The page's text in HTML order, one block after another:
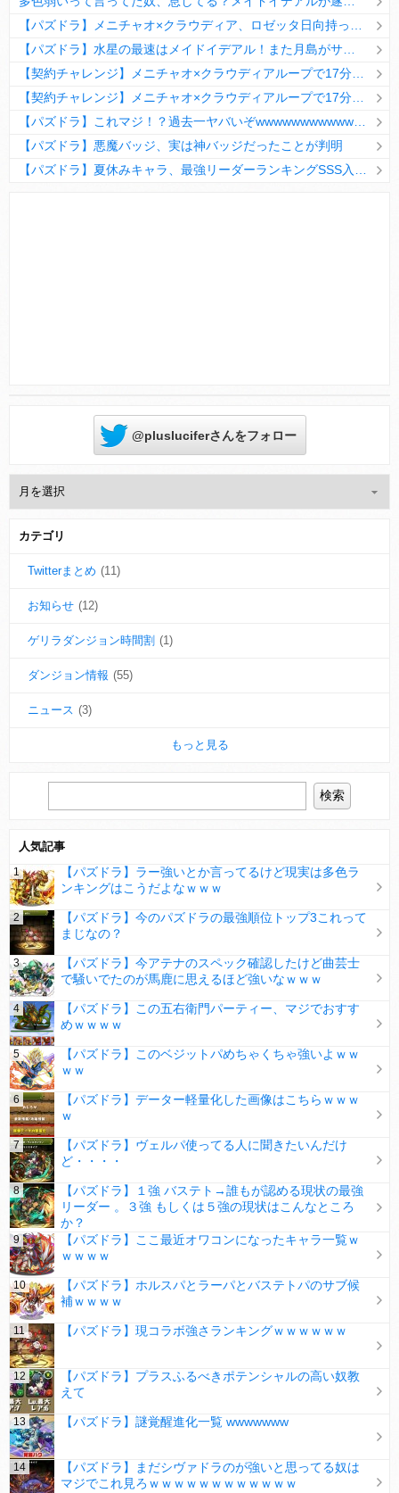
【パズドラ】悪魔バッジ、実は神バッジだったことが判明
@plusluciferさんをフォロー
カテゴリ
Twitterまとめ (11)
お知らせ (12)
ゲリラダンジョン時間割 (1)
ダンジョン情報 (55)
ニュース (3)
もっと見る
人気記事
【パズドラ】ラー強いとか言ってるけど現実は多色ラ
ンキングはこうだよなｗｗｗ
【パズドラ】今のパズドラの最強順位トップ3これって
まじなの？
【パズドラ】今アテナのスペック確認したけど曲芸士
で騒いでたのが馬鹿に思えるほど強いなｗｗｗ
【パズドラ】この五右衛門パーティー、マジでおすす
めｗｗｗｗ
【パズドラ】このベジットパめちゃくちゃ強いよｗｗ
ｗｗ
【パズドラ】データー軽量化した画像はこちらｗｗｗ
ｗ
【パズドラ】ヴェルパ使ってる人に聞きたいんだけ
ど・・・・
【パズドラ】１強 バステト→誰もが認める現状の最強
リーダー 。３強 もしくは５強の現状はこんなところ
か？
【パズドラ】ここ最近オワコンになったキャラ一覧ｗ
ｗｗｗｗ
【パズドラ】ホルスパとラーパとバステトパのサブ候
補ｗｗｗｗ
【パズドラ】現コラボ強さランキングｗｗｗｗｗｗ
【パズドラ】プラスふるべきポテンシャルの高い奴教
えて
【パズドラ】謎覚醒進化一覧 wwwwwww
【パズドラ】まだシヴァドラのが強いと思ってる奴は
マジでこれ見ろｗｗｗｗｗｗｗｗｗｗｗｗ